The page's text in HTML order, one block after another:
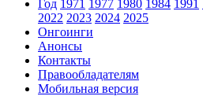
Год 1971 1977 1980 1984 1991
2022 2023 2024 2025
Онгоинги
Анонсы
Контакты
Правообладателям
Мобильная версия